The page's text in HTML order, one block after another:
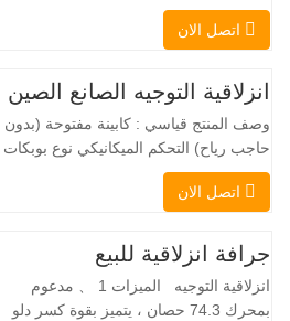
ثنائية الاستخدام، تجمع بين مزايا الرافعة
الشوكية والرافعة الجانبية. محركها الكهربائي
بزاوية 360 درجة، يُمكّنان من تغيير الاتجاه
بسلاسة دون انقطاع في تدفق الحمولة، مما
يجعل TOPWINMC…
اتصل الان
انزلاقية التوجيه الصانع الصين
وصف المنتج قياسي : كابينة مفتوحة (بدون
حاجب رياح) التحكم الميكانيكي نوع بوبكات
عقبة ومقرنة سريعة ||| مضخة هيدروليكية
Danfoss الأمريكية محرك إيتون الأمريكي
التلقائي الفرامل الهيدروليكية دلو قياسي
اللودر الانزلاقي هو نوع من الآلات المناسبة
لموقع العمل الضيق…
اتصل الان
جرافة انزلاقية للبيع
انزلاقية التوجيه الميزات 1 、 مدعوم
بمحرك 74.3 حصان ، يتميز بقوة كسر دلو